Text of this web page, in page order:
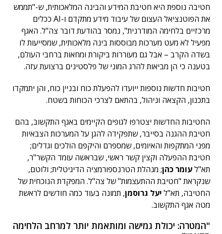
חטיבה נוספת היא חטיבת המידע והבינה המלאכותית, ש-"תממש
את הפוטנציאל העצום של עיבוד מידע מתקדם ו-AI ככלים
מרכזיים בלחימה המודרנית", נמסר בהודעת דובר צה"ל. האגף
מפעיל לא מעט מערכות מבוססות בינה מלאכותית, שמסייעות לו
בשדה הקרב – אבל גם מעוררות ביקורת ומחאות ברחבי העולם,
בטענה כי הן מביאות להרג המוני של פלסטינים ברצועת עזה.
חטיבות חדשות נוספות ייועדו להפעלת כוח ובניין כוח, והן יתמקדו
בתכנון, הקצאה וניהול, בהתאם לצרכי הכוחות בשטח.
החטיבות החדשות יצטרפו לגופים הקיימים באגף התקשוב, בהם
חטיבת ההגנה בסייבר, שתפקידה להגן על המערכות הצבאיות
מפני המתקפות והאיומים, שמספרם והיקפם הולכים וגדלים;
חטיבת ההפעלה וקצין קשר ראשי, שבראשה עומד הקשר"ר,
תא"לעומר כהן; מנהלת הטרנספורמציה הדיגיטלית; ולוטם,
שנקראת "חטיבת ההתעצמות" של צה"ל. המפקדת הנוכחית של
החטיבה, תא"ליעל גרוסמן, תמונה בעוד כמה חודשים לראשת
מטה אגף התקשוב.
"המטרה: יכולת גמישה ומותאמת יותר למרחב הלחימה